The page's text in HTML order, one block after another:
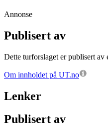
Annonse
Publisert av
Dette turforslaget er publisert av
Om innholdet på UT.no
Lenker
Publisert av